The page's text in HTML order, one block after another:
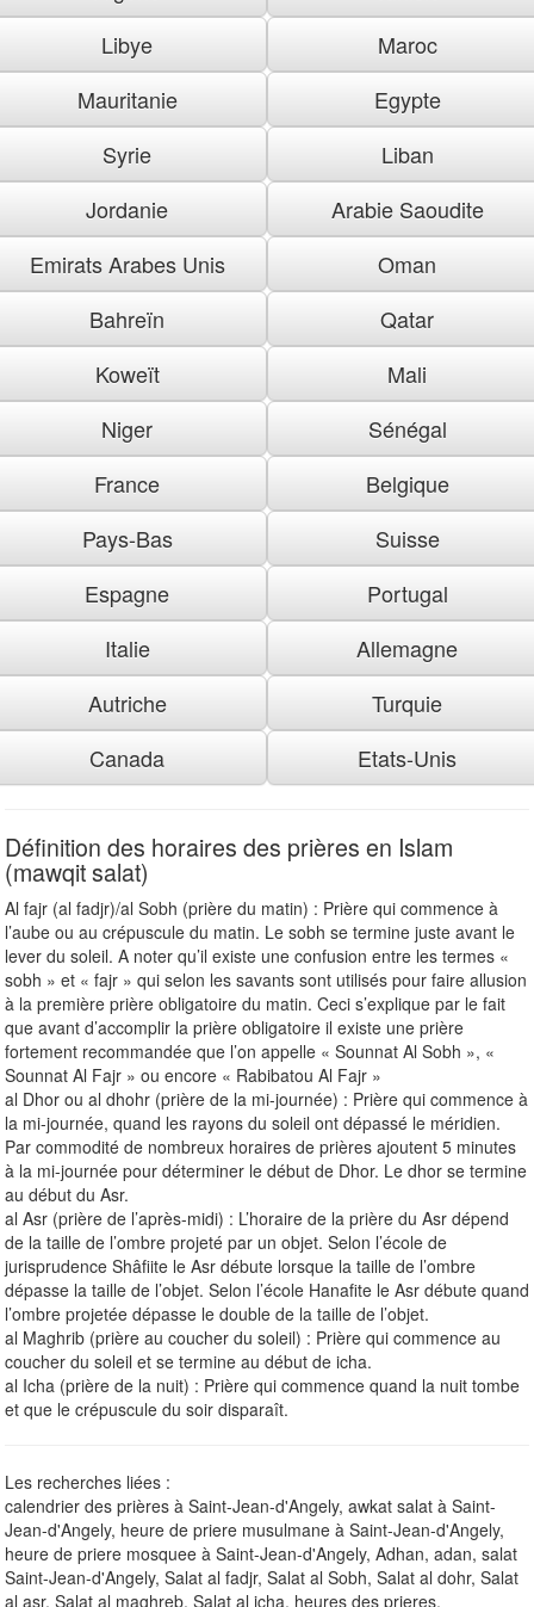
Libye
Maroc
Mauritanie
Egypte
Syrie
Liban
Jordanie
Arabie Saoudite
Emirats Arabes Unis
Oman
Bahreïn
Qatar
Koweït
Mali
Niger
Sénégal
France
Belgique
Pays-Bas
Suisse
Espagne
Portugal
Italie
Allemagne
Autriche
Turquie
Canada
Etats-Unis
Définition des horaires des prières en Islam
(mawqit salat)
Al fajr (al fadjr)/al Sobh (prière du matin) : Prière qui commence à
l’aube ou au crépuscule du matin. Le sobh se termine juste avant le
lever du soleil. A noter qu’il existe une confusion entre les termes «
sobh » et « fajr » qui selon les savants sont utilisés pour faire allusion
à la première prière obligatoire du matin. Ceci s’explique par le fait
que avant d’accomplir la prière obligatoire il existe une prière
fortement recommandée que l’on appelle « Sounnat Al Sobh », «
Sounnat Al Fajr » ou encore « Rabibatou Al Fajr »
al Dhor ou al dhohr (prière de la mi-journée) : Prière qui commence à
la mi-journée, quand les rayons du soleil ont dépassé le méridien.
Par commodité de nombreux horaires de prières ajoutent 5 minutes
à la mi-journée pour déterminer le début de Dhor. Le dhor se termine
au début du Asr.
al Asr (prière de l’après-midi) : L’horaire de la prière du Asr dépend
de la taille de l’ombre projeté par un objet. Selon l’école de
jurisprudence Shâfiite le Asr débute lorsque la taille de l’ombre
dépasse la taille de l’objet. Selon l’école Hanafite le Asr débute quand
l’ombre projetée dépasse le double de la taille de l’objet.
al Maghrib (prière au coucher du soleil) : Prière qui commence au
coucher du soleil et se termine au début de icha.
al Icha (prière de la nuit) : Prière qui commence quand la nuit tombe
et que le crépuscule du soir disparaît.
Les recherches liées :
calendrier des prières à Saint-Jean-d'Angely, awkat salat à Saint-
Jean-d'Angely, heure de priere musulmane à Saint-Jean-d'Angely,
heure de priere mosquee à Saint-Jean-d'Angely, Adhan, adan, salat
Saint-Jean-d'Angely, Salat al fadjr, Salat al Sobh, Salat al dohr, Salat
al asr, Salat al maghreb, Salat al icha, heures des prieres.